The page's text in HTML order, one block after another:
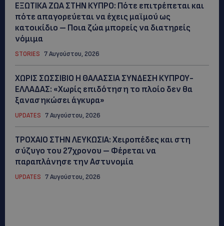
ΕΞΩΤΙΚΑ ΖΩΑ ΣΤΗΝ ΚΥΠΡΟ: Πότε επιτρέπεται και
πότε απαγορεύεται να έχεις μαϊμού ως
κατοικίδιο – Ποια ζώα μπορείς να διατηρείς
νόμιμα
STORIES 7 Αυγούστου, 2026
ΧΩΡΙΣ ΣΩΣΣΙΒΙΟ Η ΘΑΛΑΣΣΙΑ ΣΥΝΔΕΣΗ ΚΥΠΡΟΥ-
ΕΛΛΑΔΑΣ: «Χωρίς επιδότηση το πλοίο δεν θα
ξανασηκώσει άγκυρα»
UPDATES 7 Αυγούστου, 2026
ΤΡΟΧΑΙΟ ΣΤΗΝ ΛΕΥΚΩΣΙΑ: Χειροπέδες και στη
σύζυγο του 27χρονου – Φέρεται να
παραπλάνησε την Αστυνομία
UPDATES 7 Αυγούστου, 2026